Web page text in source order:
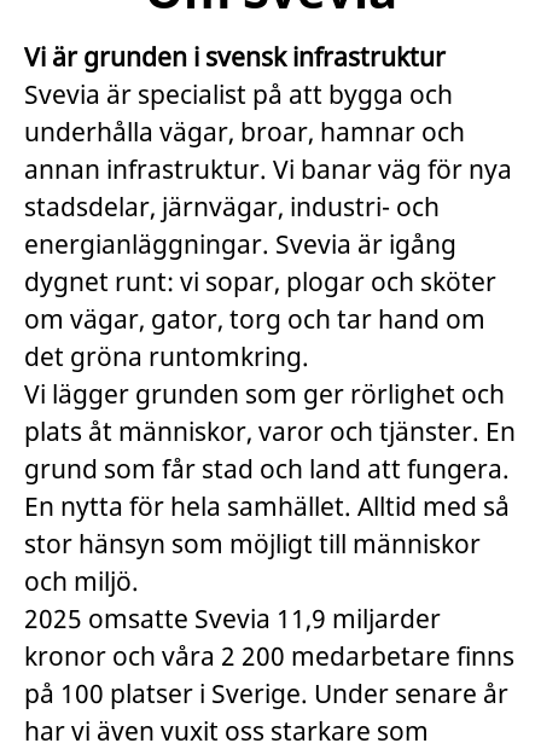
Vi är grunden i svensk infrastruktur
Svevia är specialist på att bygga och
underhålla vägar, broar, hamnar och
annan infrastruktur. Vi banar väg för nya
stadsdelar, järnvägar, industri- och
energianläggningar. Svevia är igång
dygnet runt: vi sopar, plogar och sköter
om vägar, gator, torg och tar hand om
det gröna runtomkring.
Vi lägger grunden som ger rörlighet och
plats åt människor, varor och tjänster. En
grund som får stad och land att fungera.
En nytta för hela samhället. Alltid med så
stor hänsyn som möjligt till människor
och miljö.
2025 omsatte Svevia 11,9 miljarder
kronor och våra 2 200 medarbetare finns
på 100 platser i Sverige. Under senare år
har vi även vuxit oss starkare som